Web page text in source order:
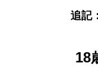
追記
18